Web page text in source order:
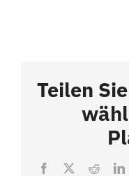
Teilen
Facebook
X Reddit